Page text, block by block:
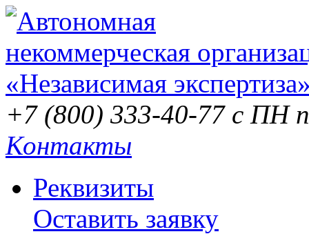
+7 (800) 333-40-77 с ПН
Контакты
Реквизиты
Оставить заявку